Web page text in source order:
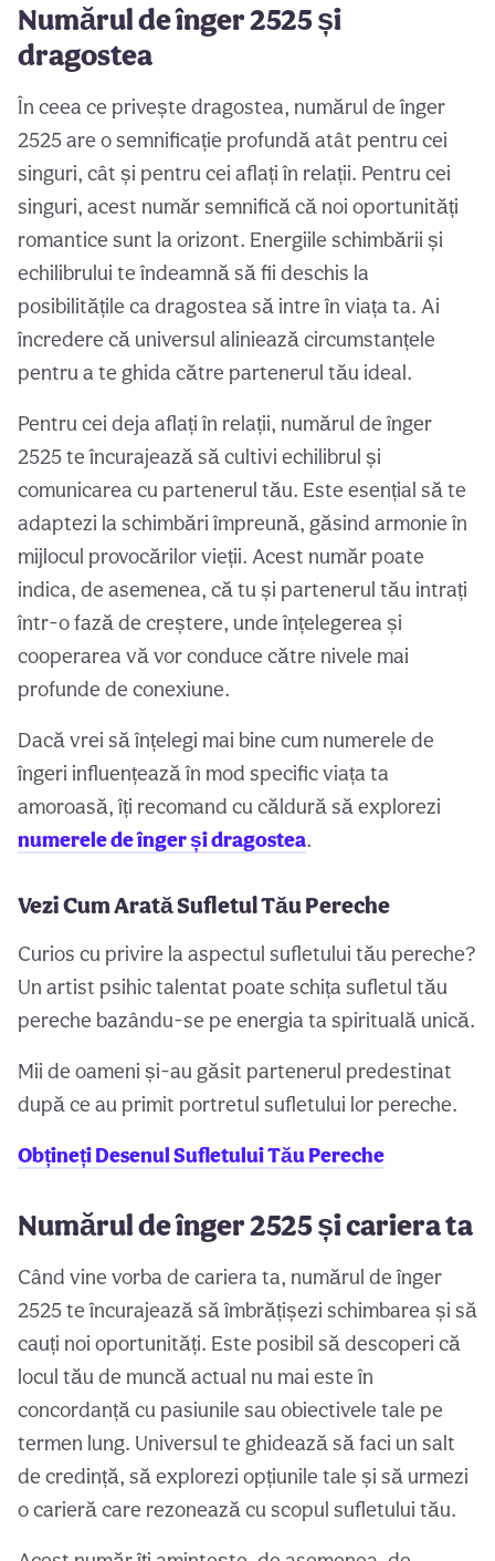
Numărul de înger 2525 și
dragostea
În ceea ce privește dragostea, numărul de înger
2525 are o semnificație profundă atât pentru cei
singuri, cât și pentru cei aflați în relații. Pentru cei
singuri, acest număr semnifică că noi oportunități
romantice sunt la orizont. Energiile schimbării și
echilibrului te îndeamnă să fii deschis la
posibilitățile ca dragostea să intre în viața ta. Ai
încredere că universul aliniează circumstanțele
pentru a te ghida către partenerul tău ideal.
Pentru cei deja aflați în relații, numărul de înger
2525 te încurajează să cultivi echilibrul și
comunicarea cu partenerul tău. Este esențial să te
adaptezi la schimbări împreună, găsind armonie în
mijlocul provocărilor vieții. Acest număr poate
indica, de asemenea, că tu și partenerul tău intrați
într-o fază de creștere, unde înțelegerea și
cooperarea vă vor conduce către nivele mai
profunde de conexiune.
Dacă vrei să înțelegi mai bine cum numerele de
îngeri influențează în mod specific viața ta
amoroasă, îți recomand cu căldură să explorezi
numerele de înger și dragostea.
Vezi Cum Arată Sufletul Tău Pereche
Curios cu privire la aspectul sufletului tău pereche?
Un artist psihic talentat poate schița sufletul tău
pereche bazându-se pe energia ta spirituală unică.
Mii de oameni și-au găsit partenerul predestinat
după ce au primit portretul sufletului lor pereche.
Obțineți Desenul Sufletului Tău Pereche
Numărul de înger 2525 și cariera ta
Când vine vorba de cariera ta, numărul de înger
2525 te încurajează să îmbrățișezi schimbarea și să
cauți noi oportunități. Este posibil să descoperi că
locul tău de muncă actual nu mai este în
concordanță cu pasiunile sau obiectivele tale pe
termen lung. Universul te ghidează să faci un salt
de credință, să explorezi opțiunile tale și să urmezi
o carieră care rezonează cu scopul sufletului tău.